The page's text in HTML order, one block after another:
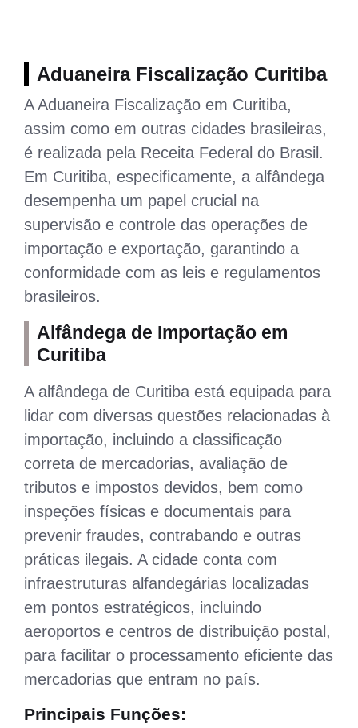
Aduaneira Fiscalização Curitiba
A Aduaneira Fiscalização em Curitiba,
assim como em outras cidades brasileiras,
é realizada pela Receita Federal do Brasil.
Em Curitiba, especificamente, a alfândega
desempenha um papel crucial na
supervisão e controle das operações de
importação e exportação, garantindo a
conformidade com as leis e regulamentos
brasileiros.
Alfândega de Importação em
Curitiba
A alfândega de Curitiba está equipada para
lidar com diversas questões relacionadas à
importação, incluindo a classificação
correta de mercadorias, avaliação de
tributos e impostos devidos, bem como
inspeções físicas e documentais para
prevenir fraudes, contrabando e outras
práticas ilegais. A cidade conta com
infraestruturas alfandegárias localizadas
em pontos estratégicos, incluindo
aeroportos e centros de distribuição postal,
para facilitar o processamento eficiente das
mercadorias que entram no país.
Principais Funções: